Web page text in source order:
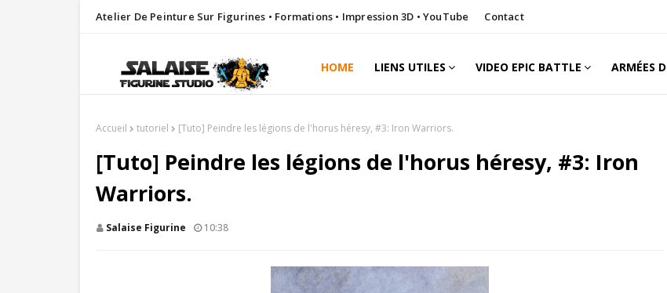
Atelier De Peinture Sur Figurines • Formations • Impression 3D • YouTube Contact
HOME LIENS UTILES VIDEO EPIC BATTLE ARMÉES
Accueil tutoriel [Tuto] Peindre les légions de l'horus héresy, #3: Iron Warriors.
[Tuto] Peindre les légions de l'horus héresy, #3: Iron
Warriors.
Salaise Figurine 10:38